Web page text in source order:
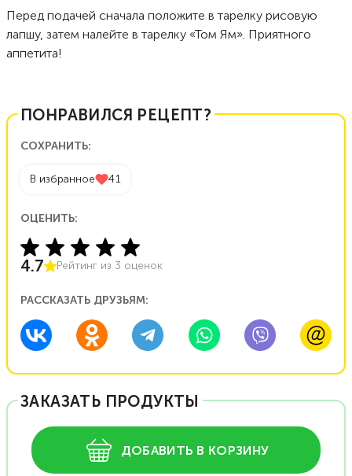
Перед подачей сначала положите в тарелку рисовую
лапшу, затем налейте в тарелку «Том Ям». Приятного
аппетита!
ПОНРАВИЛСЯ РЕЦЕПТ?
СОХРАНИТЬ:
В избранное 41
ОЦЕНИТЬ:
4.7 Рейтинг из 3 оценок
РАССКАЗАТЬ ДРУЗЬЯМ:
ЗАКАЗАТЬ ПРОДУКТЫ
ДОБАВИТЬ В КОРЗИНУ